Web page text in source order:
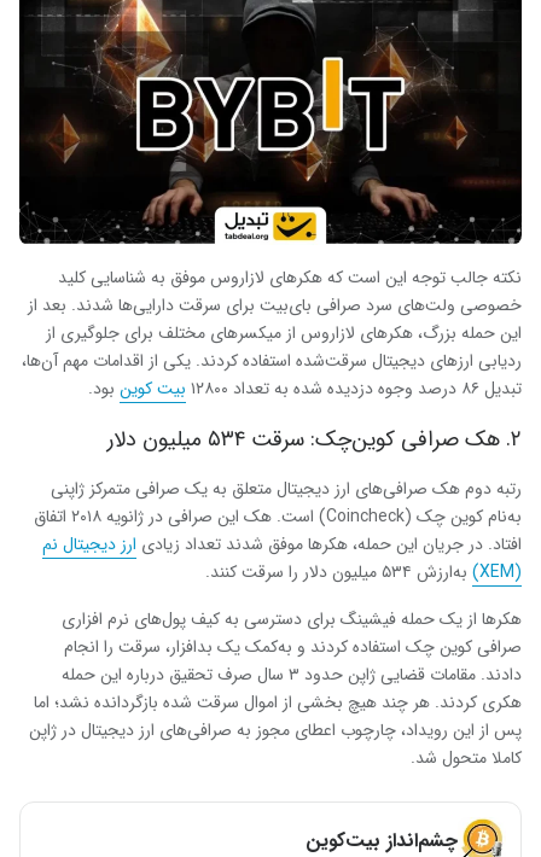
نکته جالب توجه این است که هکرهای لازاروس موفق به شناسایی کلید
خصوصی ولت‌های سرد صرافی بای‌بیت برای سرقت دارایی‌ها شدند. بعد از
این حمله بزرگ، هکرهای لازاروس از میکسرهای مختلف برای جلوگیری از
ردیابی ارزهای دیجیتال سرقت‌شده استفاده کردند. یکی از اقدامات مهم آن‌ها،
تبدیل ۸۶ درصد وجوه دزدیده شده به تعداد ۱۲۸۰۰
بیت کوین بود.
۲. هک صرافی کوین‌چک: سرقت ۵۳۴ میلیون دلار
رتبه دوم هک صرافی‌های ارز دیجیتال متعلق به یک صرافی متمرکز ژاپنی
به‌نام کوین چک (Coincheck) است. هک این صرافی در ژانویه ۲۰۱۸ اتفاق
افتاد. در جریان این حمله، هکرها موفق شدند تعداد زیادی ارز دیجیتال نم
(XEM)
به‌ارزش ۵۳۴ میلیون دلار را سرقت کنند.
هکرها از یک حمله فیشینگ برای دسترسی به کیف پول‌های نرم افزاری
صرافی کوین چک استفاده کردند و به‌کمک یک بدافزار، سرقت را انجام
دادند. مقامات قضایی ژاپن حدود ۳ سال صرف تحقیق درباره این حمله
هکری کردند. هر چند هیچ بخشی از اموال سرقت شده بازگردانده نشد؛ اما
پس از این رویداد، چارچوب اعطای مجوز به صرافی‌های ارز دیجیتال در ژاپن
کاملا متحول شد.
چشم‌انداز بیت‌کوین